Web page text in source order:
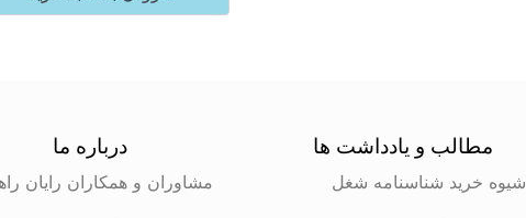
مطالب و یادداشت ها
شیوه خرید شناسنامه شغل
درباره ما
مشاوران و همکاران رایان